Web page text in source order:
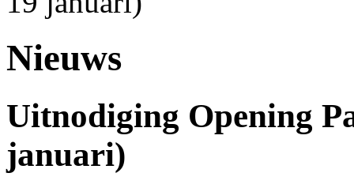
Nieuws
Uitnodiging Opening
januari)